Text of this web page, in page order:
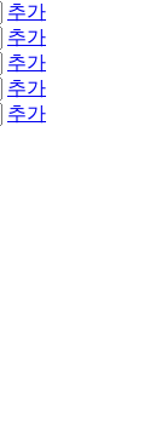
추가
추가
추가
추가
추가